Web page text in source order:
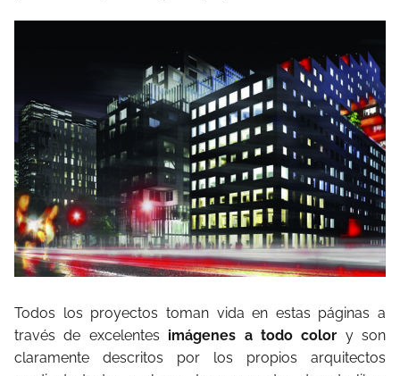
Todos los proyectos toman vida en estas páginas a
través de excelentes imágenes a todo color y son
claramente descritos por los propios arquitectos